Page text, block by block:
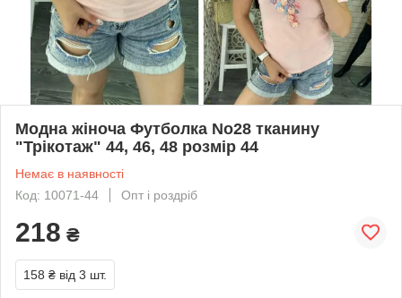
Модна жіноча Футболка No28 тканину
"Трікотаж" 44, 46, 48 розмір 44
Немає в наявності
Код: 10071-44
Опт і роздріб
218 ₴
158 ₴ від 3 шт.